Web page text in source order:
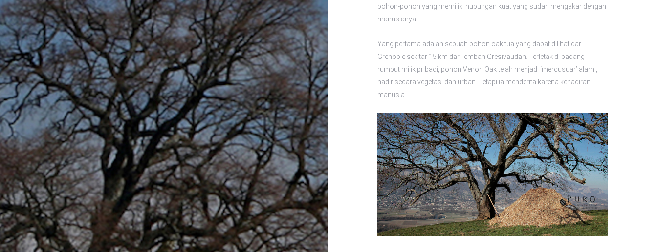
pohon-pohon yang memiliki hubungan kuat yang sudah mengakar dengan
manusianya.
Yang pertama adalah sebuah pohon oak tua yang dapat dilihat dari
Grenoble sekitar 15 km dari lembah Gresivaudan. Terletak di padang
rumput milik pribadi, pohon Venon Oak telah menjadi ‘mercusuar’ alami,
hadir secara vegetasi dan urban. Tetapi ia menderita karena kehadiran
manusia.